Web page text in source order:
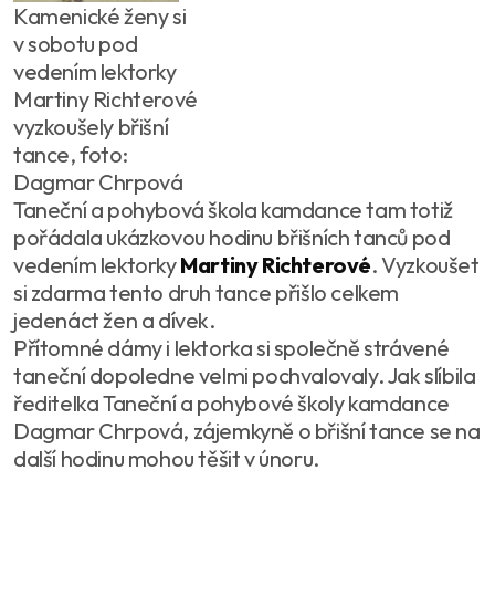
Kamenické ženy si
v sobotu pod
vedením lektorky
Martiny Richterové
vyzkoušely břišní
tance, foto:
Dagmar Chrpová
Taneční a pohybová škola kamdance tam totiž
pořádala ukázkovou hodinu břišních tanců pod
vedením lektorkyMartiny Richterové. Vyzkoušet
si zdarma tento druh tance přišlo celkem
jedenáct žen a dívek.
Přítomné dámy i lektorka si společně strávené
taneční dopoledne velmi pochvalovaly. Jak slíbila
ředitelka Taneční a pohybové školy kamdance
Dagmar Chrpová, zájemkyně o břišní tance se na
další hodinu mohou těšit v únoru.